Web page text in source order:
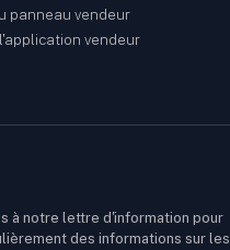
panneau vendeur
vendeur
à notre lettre d'information pour
des informations sur les